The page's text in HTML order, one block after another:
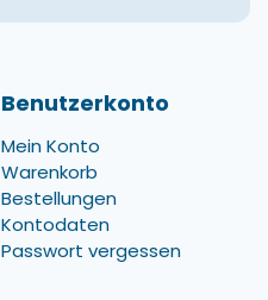
Benutzerkonto
Mein Konto
Warenkorb
Bestellungen
Kontodaten
Passwort vergessen